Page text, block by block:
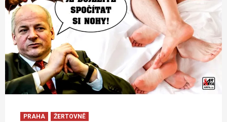
PRAHA ŽERTOVNĚ